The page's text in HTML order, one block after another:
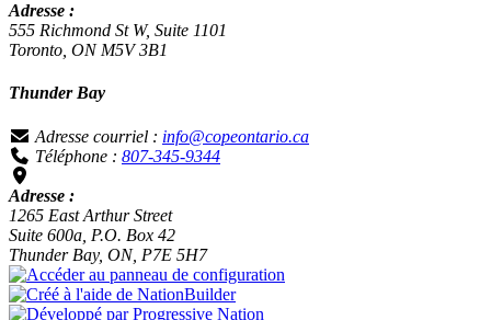
Adresse :
555 Richmond St W, Suite 1101
Toronto, ON M5V 3B1
Thunder Bay
Adresse courriel : info@copeontario.ca
Téléphone : 807-345-9344
Adresse :
1265 East Arthur Street
Suite 600a, P.O. Box 42
Thunder Bay, ON, P7E 5H7